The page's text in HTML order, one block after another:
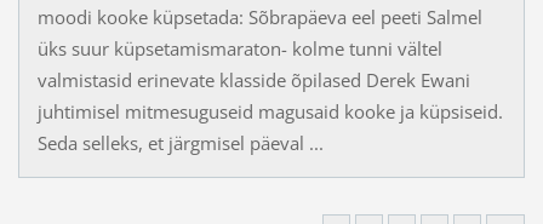
moodi kooke küpsetada: Sõbrapäeva eel peeti Salmel
üks suur küpsetamismaraton- kolme tunni vältel
valmistasid erinevate klasside õpilased Derek Ewani
juhtimisel mitmesuguseid magusaid kooke ja küpsiseid.
Seda selleks, et järgmisel päeval ...